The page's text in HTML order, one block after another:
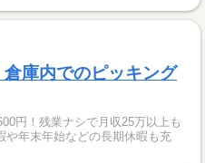
倉庫内でのピッキング